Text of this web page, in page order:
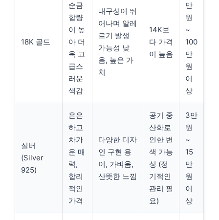
18K 골드
순금
함량
이 높
아 더
욱 고
급스
러운
색감
내구성이 뛰
어나며 알레
르기 발생
가능성 낮
음, 높은 가
치
14K보
다 가격
이 높음
만
원
~
100
만
원
이
상
실버
(Silver
925)
은은
하고
차가
운 매
력,
합리
적인
가격
다양한 디자
인 구현 용
이, 가벼움,
산뜻한 느낌
공기 중
산화로
인한 변
색 가능
성 (정
기적인
관리 필
요)
3만
원
~
15
만
원
이
상